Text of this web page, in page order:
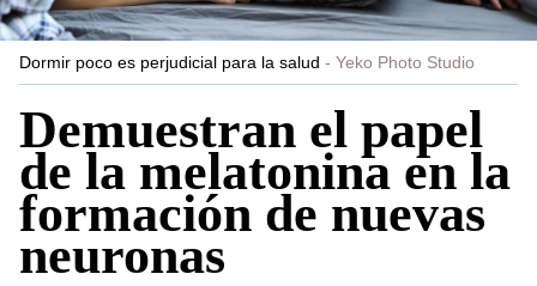
Dormir poco es perjudicial para la salud Yeko Photo Studio
Demuestran el papel
de la melatonina en la
formación de nuevas
neuronas